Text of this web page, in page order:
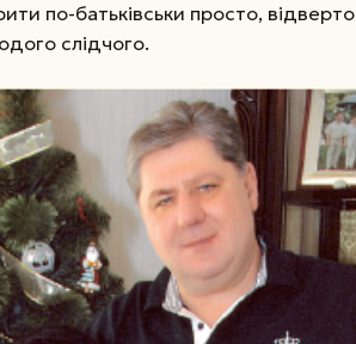
по-батьківськи просто, відверто
слідчого.